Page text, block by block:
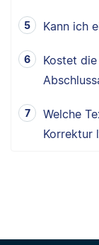
Kann ich
Kostet
Welche
Korrektur